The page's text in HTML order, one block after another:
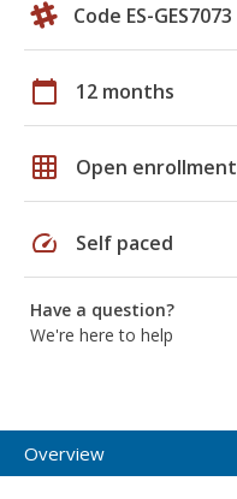
Code ES-GES7073
calendar_today 12 months
grid_on Open enrollment
speed Self paced
Have a question?
We're here to help
Overview